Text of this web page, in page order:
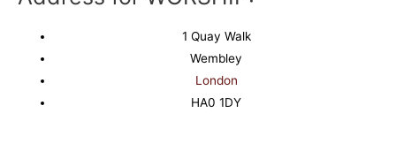
1 Quay Walk
Wembley
London
HA0 1DY